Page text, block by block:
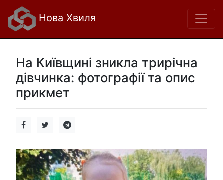
Нова Хвиля
На Київщині зникла трирічна
дівчинка: фотографії та опис
прикмет